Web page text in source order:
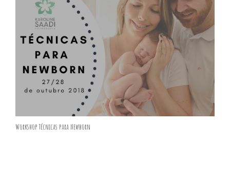
Workshop Técnicas para Newborn